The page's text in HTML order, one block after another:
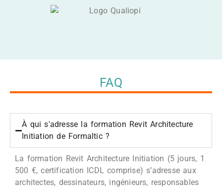
FAQ
À qui s'adresse la formation Revit Architecture
Initiation de Formaltic ?
La formation Revit Architecture Initiation (5 jours, 1
500 €, certification ICDL comprise) s’adresse aux
architectes, dessinateurs, ingénieurs, responsables